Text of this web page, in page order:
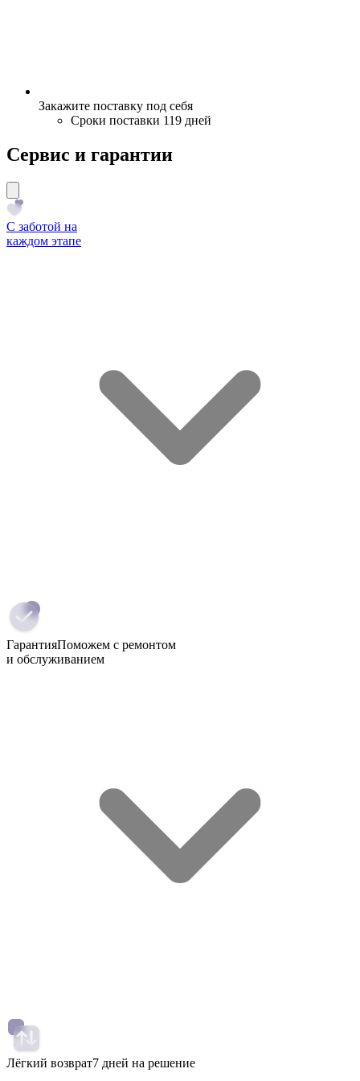
Закажите поставку под себя
Сроки поставки 119 дней
Сервис и гарантии
С заботой на
каждом этапе
ГарантияПоможем с ремонтом
и обслуживанием
Лёгкий возврат7 дней на решение